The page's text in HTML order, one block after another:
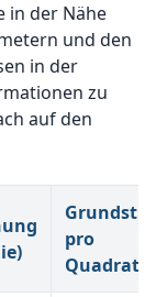
in der Nähe
und den
in der
zu
auf den
pro